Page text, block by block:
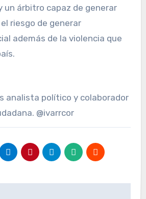
un árbitro capaz de generar
riesgo de generar
además de la violencia que
analista político y colaborador
@ivarrcor